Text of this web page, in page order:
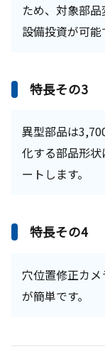
ため、対象部
設備投資が可能
特長その3
異型部品は
化する部品形
ートします。
特長その4
穴位置修正カ
が簡単です。